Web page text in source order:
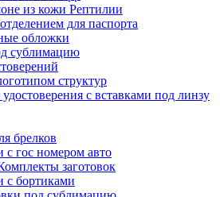
из кожи Рептилии
для паспорта
обложки
сублимацию
структур
с вставками под линзу
брелков
с гос номером авто
заготовок
с бортиками